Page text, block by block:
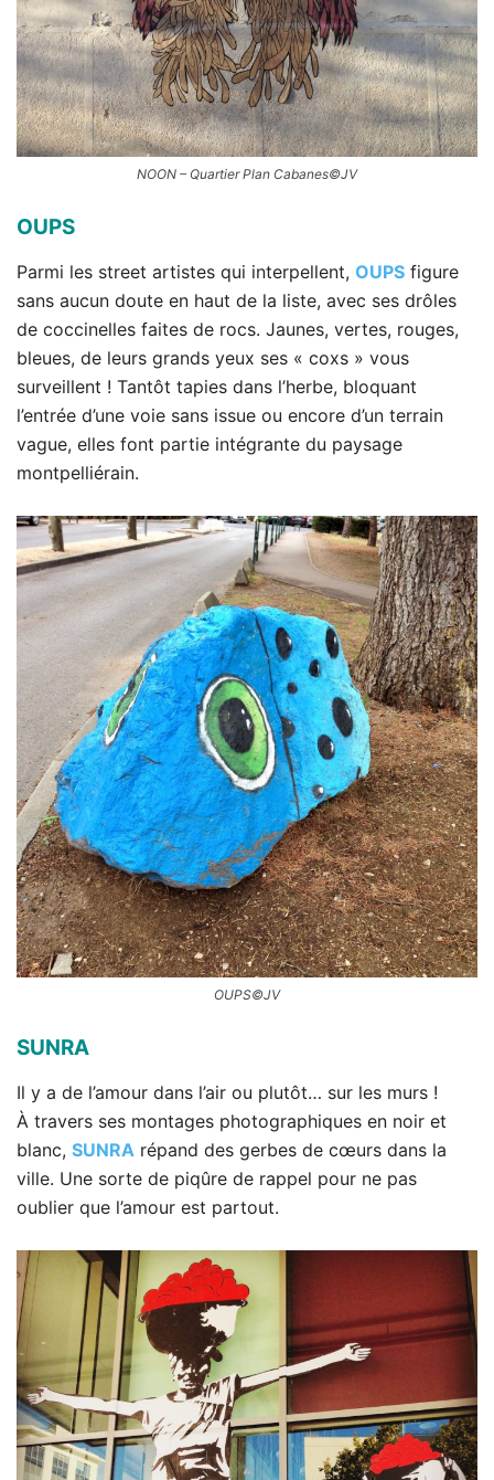
NOON – Quartier Plan Cabanes©JV
OUPS
Parmi les street artistes qui interpellent, OUPS figure
sans aucun doute en haut de la liste, avec ses drôles
de coccinelles faites de rocs. Jaunes, vertes, rouges,
bleues, de leurs grands yeux ses « coxs » vous
surveillent ! Tantôt tapies dans l’herbe, bloquant
l’entrée d’une voie sans issue ou encore d’un terrain
vague, elles font partie intégrante du paysage
montpelliérain.
OUPS©JV
SUNRA
Il y a de l’amour dans l’air ou plutôt… sur les murs !
À travers ses montages photographiques en noir et
blanc, SUNRA répand des gerbes de cœurs dans la
ville. Une sorte de piqûre de rappel pour ne pas
oublier que l’amour est partout.